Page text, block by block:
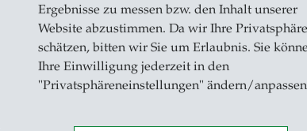
Ergebnisse zu messen bzw. den Inhalt unserer
Website abzustimmen. Da wir Ihre Privatsphäre
schätzen, bitten wir Sie um Erlaubnis. Sie
Ihre Einwilligung jederzeit in den
"Privatsphäreneinstellungen" ändern/